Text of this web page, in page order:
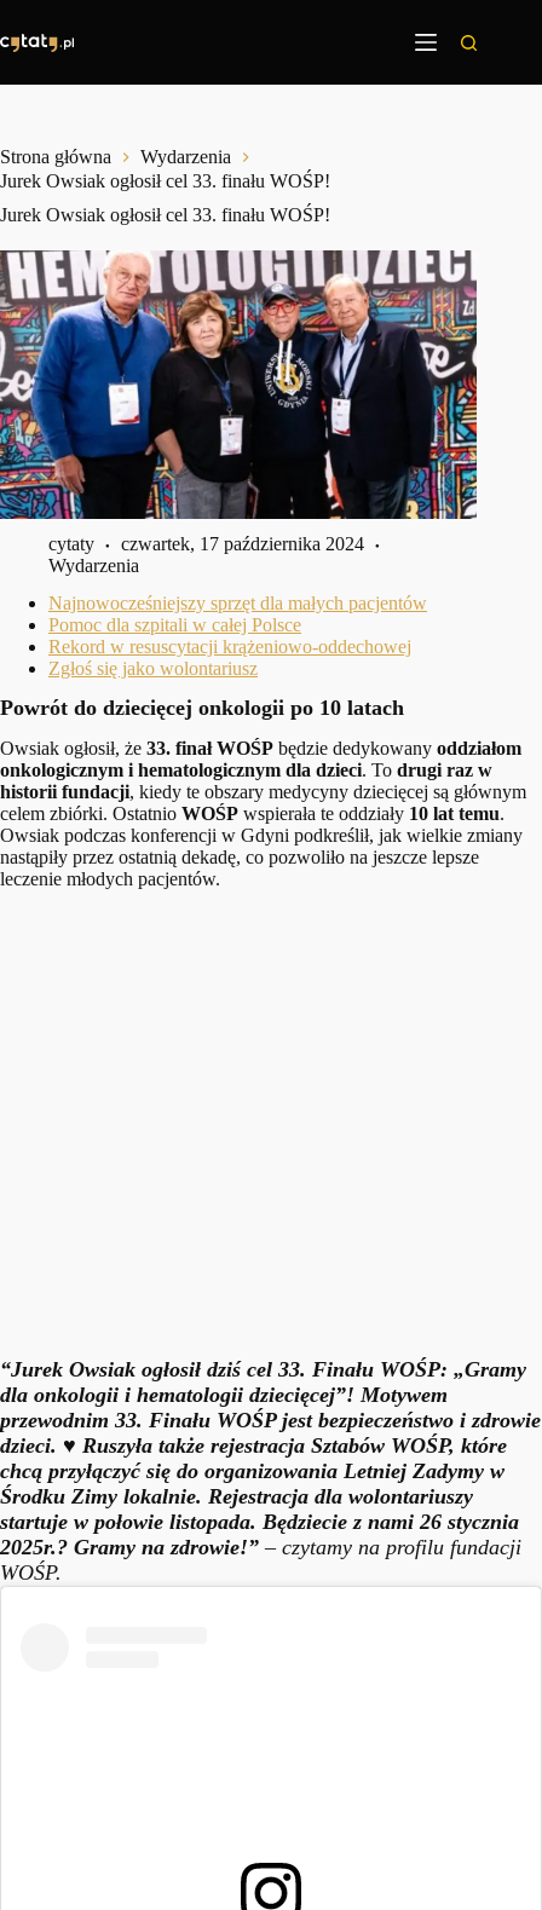
treści
Strona główna
Wydarzenia
Jurek Owsiak ogłosił cel 33. finału WOŚP!
Jurek Owsiak ogłosił cel 33. finału WOŚP!
cytaty
czwartek, 17 października 2024
Wydarzenia
Najnowocześniejszy sprzęt dla małych pacjentów
Pomoc dla szpitali w całej Polsce
Rekord w resuscytacji krążeniowo-oddechowej
Zgłoś się jako wolontariusz
Powrót do dziecięcej onkologii po 10 latach
Owsiak ogłosił, że 33. finał WOŚP będzie dedykowany oddziałom
onkologicznym i hematologicznym dla dzieci. To drugi raz w
historii fundacji, kiedy te obszary medycyny dziecięcej są głównym
celem zbiórki. Ostatnio WOŚP wspierała te oddziały 10 lat temu.
Owsiak podczas konferencji w Gdyni podkreślił, jak wielkie zmiany
nastąpiły przez ostatnią dekadę, co pozwoliło na jeszcze lepsze
leczenie młodych pacjentów.
“Jurek Owsiak ogłosił dziś cel 33. Finału WOŚP: „Gramy
dla onkologii i hematologii dziecięcej”! Motywem
przewodnim 33. Finału WOŚP jest bezpieczeństwo i zdrowie
dzieci. ♥ Ruszyła także rejestracja Sztabów WOŚP, które
chcą przyłączyć się do organizowania Letniej Zadymy w
Środku Zimy lokalnie. Rejestracja dla wolontariuszy
startuje w połowie listopada. Będziecie z nami 26 stycznia
2025r.? Gramy na zdrowie!” – czytamy na profilu fundacji
WOŚP.